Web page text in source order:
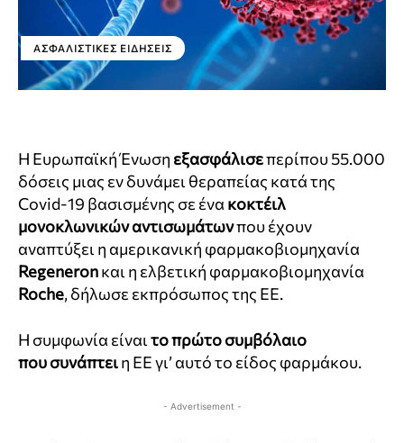
ΑΣΦΑΛΙΣΤΙΚΕΣ ΕΙΔΗΣΕΙΣ
Η Ευρωπαϊκή Ένωση εξασφάλισεπερίπου 55.000
δόσεις μιας εν δυνάμει θεραπείας κατά της
Covid-19 βασισμένης σε ένα κοκτέιλ
μονοκλωνικών αντισωμάτωνπου έχουν
αναπτύξει η αμερικανική φαρμακοβιομηχανία
Regeneronκαι η ελβετική φαρμακοβιομηχανία
Roche, δήλωσε εκπρόσωπος της ΕΕ.
Η συμφωνία είναιτο πρώτο συμβόλαιο
πουσυνάπτειη ΕΕ γι’ αυτό το είδος φαρμάκου.
- Advertisement -